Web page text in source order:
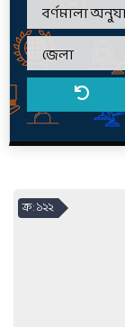
ক্র : ১২২